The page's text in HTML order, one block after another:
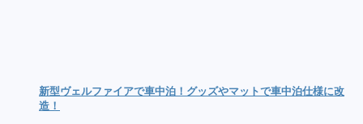
新型ヴェルファイアで車中泊！グッズやマットで車中泊仕様に改
造！